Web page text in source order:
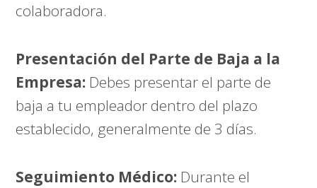
colaboradora.
Presentación del Parte de Baja a la
Empresa: Debes presentar el parte de
baja a tu empleador dentro del plazo
establecido, generalmente de 3 días.
Seguimiento Médico: Durante el